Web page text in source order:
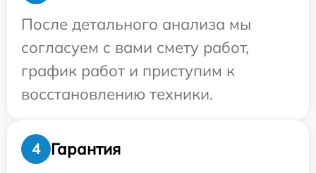
После детального анализа мы
согласуем с вами смету работ,
график работ и приступим к
восстановлению техники.
4
Гарантия